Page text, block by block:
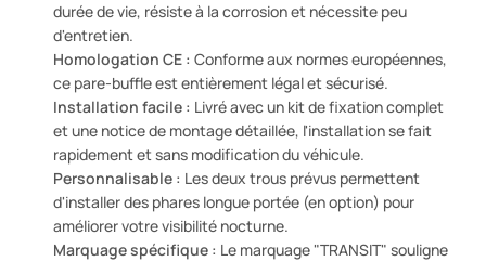
durée de vie, résiste à la corrosion et nécessite peu
d'entretien.
Homologation CE : Conforme aux normes européennes,
ce pare-buffle est entièrement légal et sécurisé.
Installation facile : Livré avec un kit de fixation complet
et une notice de montage détaillée, l'installation se fait
rapidement et sans modification du véhicule.
Personnalisable : Les deux trous prévus permettent
d'installer des phares longue portée (en option) pour
améliorer votre visibilité nocturne.
Marquage spécifique : Le marquage "TRANSIT" souligne